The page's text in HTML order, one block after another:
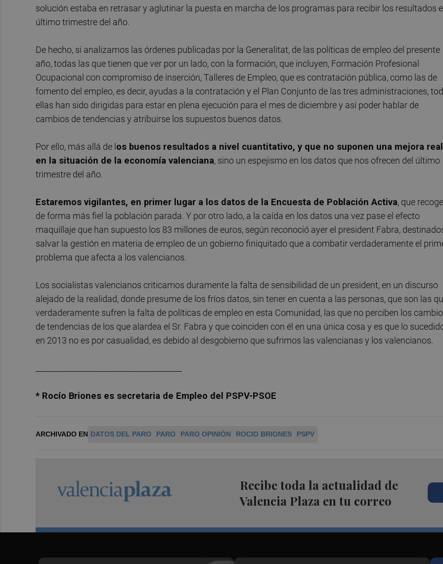
solución estaba en retrasar y aglutinar la puesta en marcha de los programas para recibir los resultados
último trimestre del año.
De hecho, si analizamos las órdenes publicadas por la Generalitat, de las políticas de empleo del presente
año, todas las que tienen que ver por un lado, con la formación, que incluyen, Formación Profesional
Ocupacional con compromiso de inserción, Talleres de Empleo, que es contratación pública, como las de
fomento del empleo, es decir, ayudas a la contratación y el Plan Conjunto de las tres administraciones,
ellas han sido dirigidas para estar en plena ejecución para el mes de diciembre y así poder hablar de
cambios de tendencias y atribuirse los supuestos buenos datos.
Por ello, más allá de los buenos resultados a nivel cuantitativo, y que no suponen una mejora real
en la situación de la economía valenciana, sino un espejismo en los datos que nos ofrecen del último
trimestre del año.
Estaremos vigilantes, en primer lugar a los datos de la Encuesta de Población Activa, que recoge
de forma más fiel la población parada. Y por otro lado, a la caída en los datos una vez pase el efecto
maquillaje que han supuesto los 83 millones de euros, según reconoció ayer el president Fabra,
salvar la gestión en materia de empleo de un gobierno finiquitado que a combatir verdaderamente el
problema que afecta a los valencianos.
Los socialistas valencianos criticamos duramente la falta de sensibilidad de un president, en un discurso
alejado de la realidad, donde presume de los fríos datos, sin tener en cuenta a las personas, que son las
verdaderamente sufren la falta de políticas de empleo en esta Comunidad, las que no perciben los
de tendencias de los que alardea el Sr. Fabra y que coinciden con él en una única cosa y es que lo
en 2013 no es por casualidad, es debido al desgobierno que sufrimos las valencianas y los valencianos.
* Rocío Briones es secretaria de Empleo del PSPV-PSOE
ARCHIVADO EN DATOS DEL PARO PARO PARO OPINIÓN ROCIO BRIONES PSPV
Recibe toda la actualidad de
Valencia Plaza en tu correo